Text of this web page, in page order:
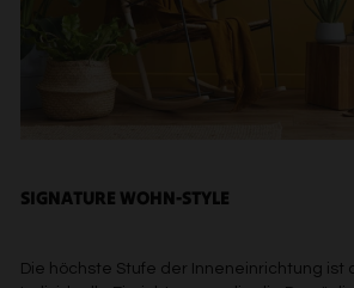
SIGNATURE WOHN-STYLE
Die höchste Stufe der Inneneinrichtung ist